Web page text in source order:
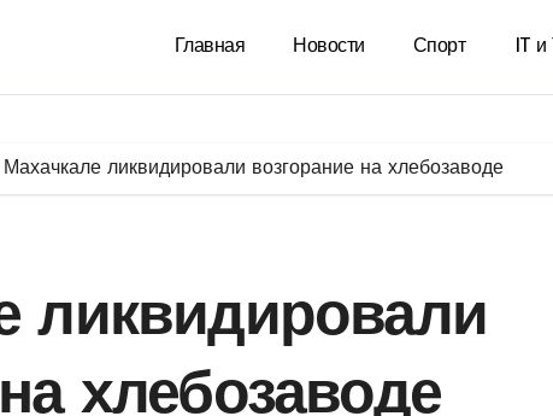
Главная Новости Спорт IT
ликвидировали возгорание на хлебозаводе
ликвидировали
хлебозаводе